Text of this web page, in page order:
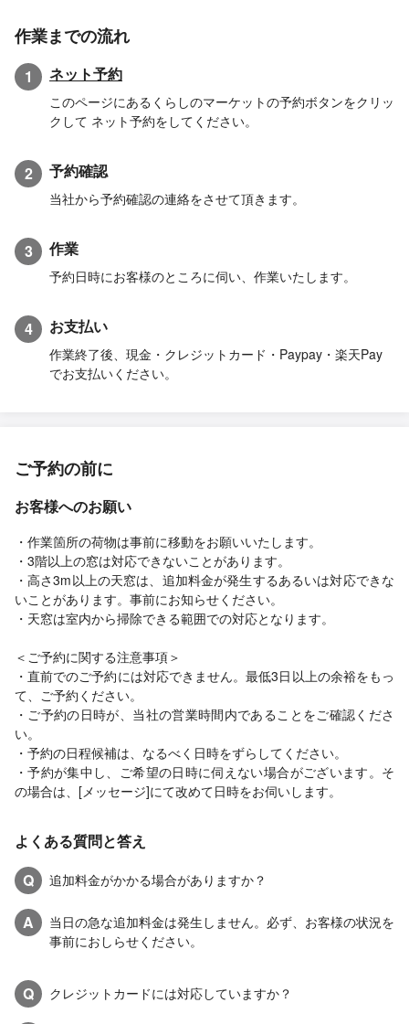
作業までの流れ
1 ネット予約
このページにあるくらしのマーケットの予約ボタンをクリッ
クして ネット予約をしてください。
2 予約確認
当社から予約確認の連絡をさせて頂きます。
3 作業
予約日時にお客様のところに伺い、作業いたします。
4 お支払い
作業終了後、現金・クレジットカード・Paypay・楽天Pay
でお支払いください。
ご予約の前に
お客様へのお願い
・作業箇所の荷物は事前に移動をお願いいたします。
・3階以上の窓は対応できないことがあります。
・高さ3m以上の天窓は、追加料金が発生するあるいは対応できな
いことがあります。事前にお知らせください。
・天窓は室内から掃除できる範囲での対応となります。
＜ご予約に関する注意事項＞
・直前でのご予約には対応できません。最低3日以上の余裕をもっ
て、ご予約ください。
・ご予約の日時が、当社の営業時間内であることをご確認くださ
い。
・予約の日程候補は、なるべく日時をずらしてください。
・予約が集中し、ご希望の日時に伺えない場合がございます。そ
の場合は、[メッセージ]にて改めて日時をお伺いします。
よくある質問と答え
Q
追加料金がかかる場合がありますか？
A
当日の急な追加料金は発生しません。必ず、お客様の状況を
事前におしらせください。
Q クレジットカードには対応していますか？